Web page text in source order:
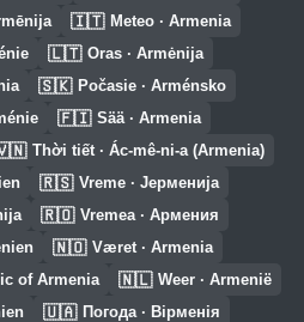
🇮🇹 Meteo · Armenia
🇱🇹 Oras · Armėnija
🇸🇰 Počasie · Arménsko
🇫🇮 Sää · Armenia
Thời tiết · Ác-mê-ni-a (Armenia)
🇷🇸 Vreme · Јерменија
🇷🇴 Vremea · Армения
🇳🇴 Været · Armenia
of Armenia 🇳🇱 Weer · Armenië
🇺🇦 Погода · Вірменія